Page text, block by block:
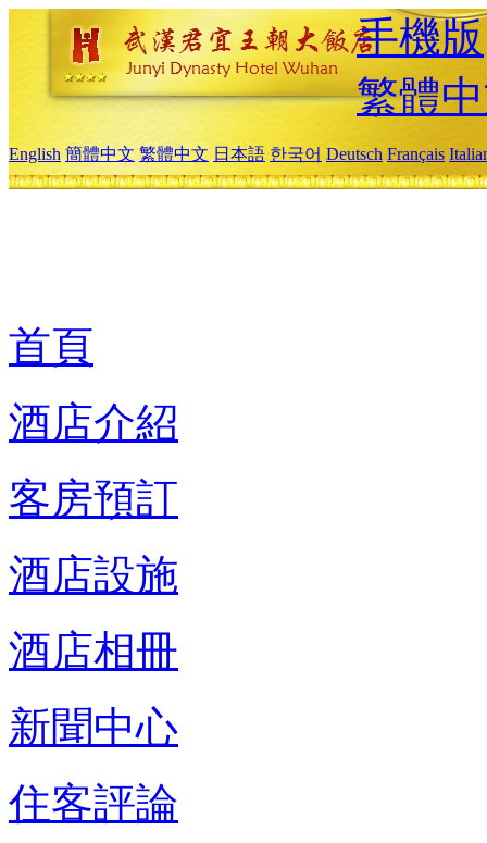
手機版
繁體
English 簡體中文 繁體中文 日本語 한국어 Deutsch Français
首頁
酒店介紹
客房預訂
酒店設施
酒店相冊
新聞中心
住客評論